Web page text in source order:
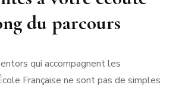
du parcours
qui accompagnent les
Française ne sont pas de simples